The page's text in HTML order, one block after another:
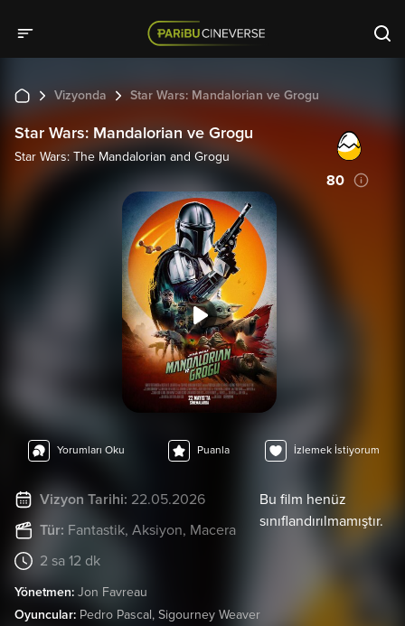
Vizyonda Star Wars: Mandalorian ve Grogu
Star Wars: Mandalorian ve Grogu
Star Wars: The Mandalorian and Grogu
80
Yorumları Oku Puanla İzlemek İstiyorum
Vizyon Tarihi: 22.05.2026
Tür: Fantastik, Aksiyon, Macera
2 sa 12 dk
Bu film henüz
sınıflandırılmamıştır.
Yönetmen: Jon Favreau
Oyuncular: Pedro Pascal, Sigourney Weaver